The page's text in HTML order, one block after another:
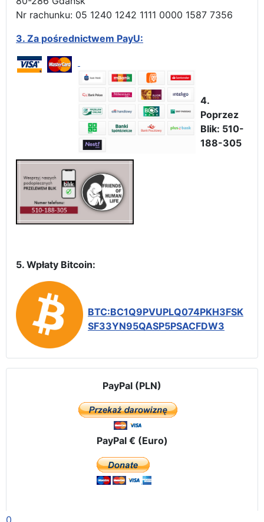
0
Nr rachunku: 05 1240 1242 1111 0000 1587 7356
3. Za pośrednictwem PayU:
4.
Poprzez
Blik: 510-
188-305
5. Wpłaty Bitcoin:
BTC:BC1Q9PVUPLQ074PKH3FSK
SF33YN95QASP5PSACFDW3
PayPal (PLN)
PayPal € (Euro)